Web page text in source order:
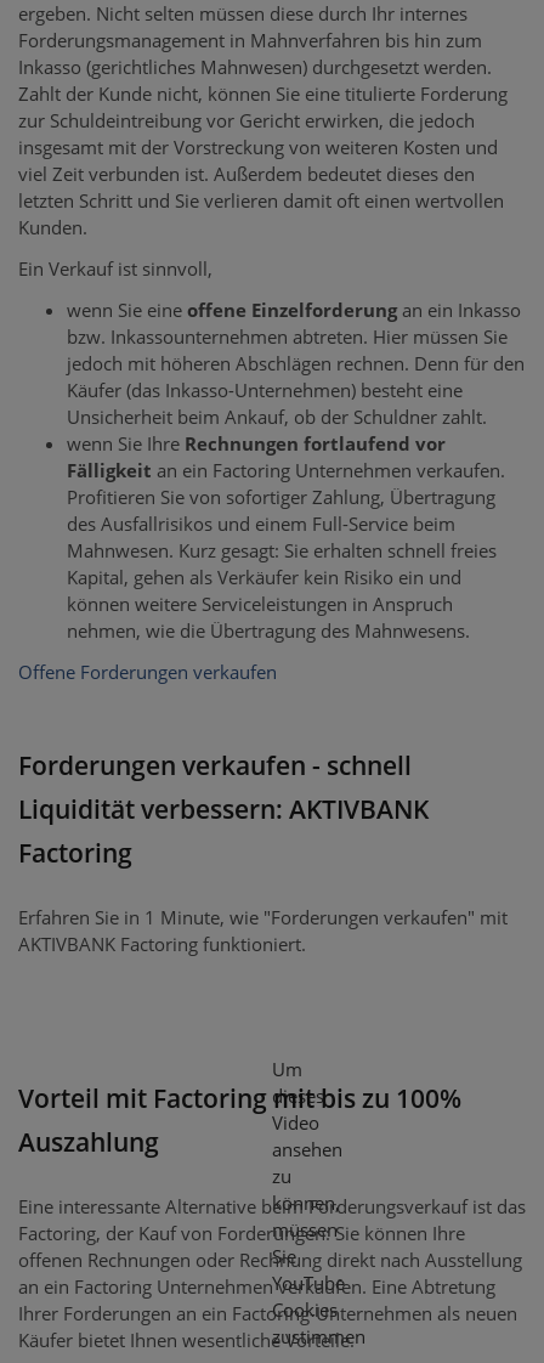
ergeben. Nicht selten müssen diese durch Ihr internes
Forderungsmanagement in Mahnverfahren bis hin zum
Inkasso (gerichtliches Mahnwesen) durchgesetzt werden.
Zahlt der Kunde nicht, können Sie eine titulierte Forderung
zur Schuldeintreibung vor Gericht erwirken, die jedoch
insgesamt mit der Vorstreckung von weiteren Kosten und
viel Zeit verbunden ist. Außerdem bedeutet dieses den
letzten Schritt und Sie verlieren damit oft einen wertvollen
Kunden.
Ein Verkauf ist sinnvoll,
wenn Sie eine offene Einzelforderungan ein Inkasso
bzw. Inkassounternehmen abtreten. Hier müssen Sie
jedoch mit höheren Abschlägen rechnen. Denn für den
Käufer (das Inkasso-Unternehmen) besteht eine
Unsicherheit beim Ankauf, ob der Schuldner zahlt.
wenn Sie Ihre Rechnungen fortlaufend vor
Fälligkeit an ein Factoring Unternehmen verkaufen.
Profitieren Sie von sofortiger Zahlung, Übertragung
des Ausfallrisikos und einem Full-Service beim
Mahnwesen. Kurz gesagt: Sie erhalten schnell freies
Kapital, gehen als Verkäufer kein Risiko ein und
können weitere Serviceleistungen in Anspruch
nehmen, wie die Übertragung des Mahnwesens.
Offene Forderungen verkaufen
Forderungen verkaufen - schnell
Liquidität verbessern: AKTIVBANK
Factoring
Erfahren Sie in 1 Minute, wie "Forderungen verkaufen" mit
AKTIVBANK Factoring funktioniert.
Um
dieses
Video
ansehen
zu
können,
müssen
Sie
YouTube
Cookies
zustimmen
Vorteil mit Factoring mit bis zu 100%
Auszahlung
Eine interessante Alternative beim Forderungsverkauf ist das
Factoring, der Kauf von Forderungen: Sie können Ihre
offenen Rechnungen oder Rechnung direkt nach Ausstellung
an ein Factoring Unternehmen verkaufen. Eine Abtretung
Ihrer Forderungen an ein Factoring-Unternehmen als neuen
Käufer bietet Ihnen wesentliche Vorteile.